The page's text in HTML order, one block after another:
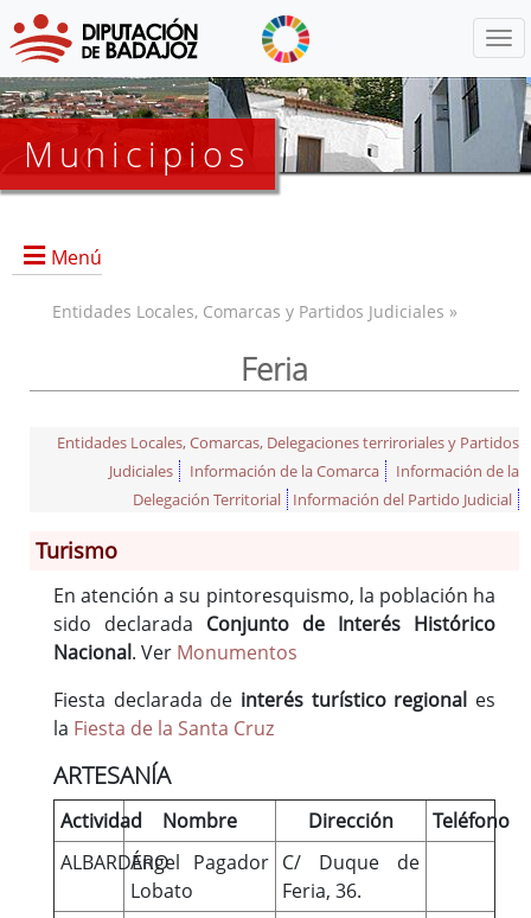
Municipios
Menú
Historia
Monumentos
Fiestas
Turismo
Población
Archivo Municipal
Corporación
Correo-e gratis
Entidades Locales, Comarcas y Partidos Judiciales »
Feria
Entidades Locales, Comarcas, Delegaciones terriroriales y Partidos
Judiciales
Información de la Comarca
Información de la
Delegación Territorial
Información del Partido Judicial
Turismo
En atención a su pintoresquismo, la población ha
sido declarada Conjunto de Interés Histórico
Nacional. Ver Monumentos
Fiesta declarada de interés turístico regional es
la Fiesta de la Santa Cruz
ARTESANÍA
Actividad Nombre Dirección
Teléfono
ALBARDEROÁngel Pagador
Lobato
C/ Duque de
Feria, 36.